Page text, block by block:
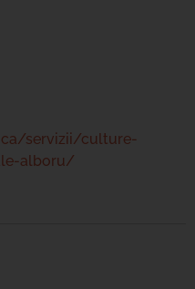
servizii/culture-
alboru/